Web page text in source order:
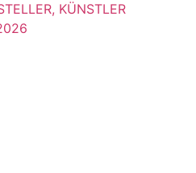
KÜNSTLER